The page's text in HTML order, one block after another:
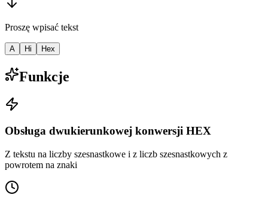
Proszę wpisać tekst
A Hi Hex
Funkcje
Obsługa dwukierunkowej konwersji HEX
Z tekstu na liczby szesnastkowe i z liczb szesnastkowych z
powrotem na znaki